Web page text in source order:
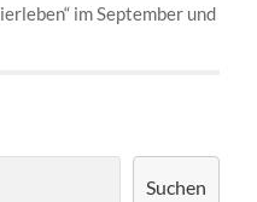
im September und
Suchen